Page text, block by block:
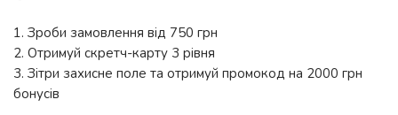
1. Зроби замовлення від 750 грн
2. Отримуй скретч-карту 3 рівня
3. Зітри захисне поле та отримуй промокод на 2000 грн
бонусів